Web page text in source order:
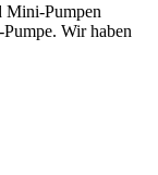
Mini-Pumpen
Wir haben